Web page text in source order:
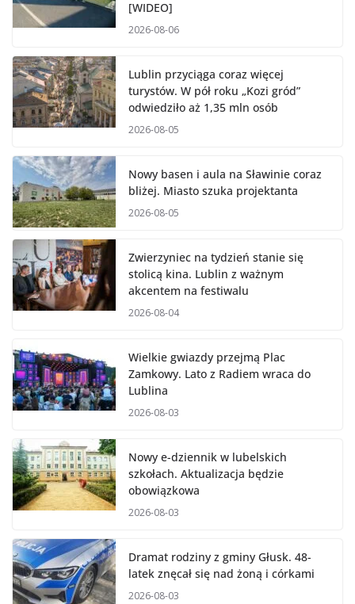
[WIDEO]
2026-08-06
Lublin przyciąga coraz więcej
turystów. W pół roku „Kozi gród”
odwiedziło aż 1,35 mln osób
2026-08-05
Nowy basen i aula na Sławinie coraz
bliżej. Miasto szuka projektanta
2026-08-05
Zwierzyniec na tydzień stanie się
stolicą kina. Lublin z ważnym
akcentem na festiwalu
2026-08-04
Wielkie gwiazdy przejmą Plac
Zamkowy. Lato z Radiem wraca do
Lublina
2026-08-03
Nowy e-dziennik w lubelskich
szkołach. Aktualizacja będzie
obowiązkowa
2026-08-03
Dramat rodziny z gminy Głusk. 48-
latek znęcał się nad żoną i córkami
2026-08-03